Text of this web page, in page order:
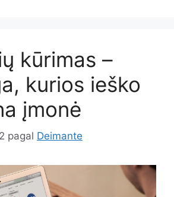
kūrimas –
kurios ieško
įmonė
pagal Deimante